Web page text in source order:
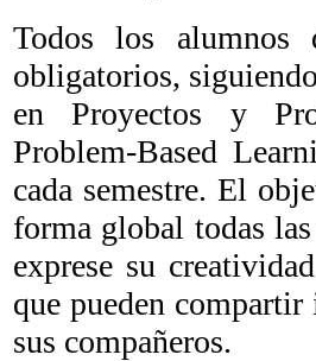
Todos los alumnos
obligatorios,
en Proyectos y
Problem-Based
cada semestre. El
forma global todas
exprese su
que pueden
sus compañeros.